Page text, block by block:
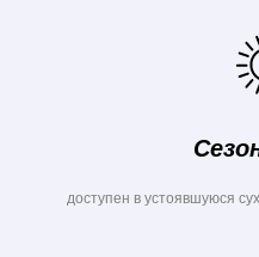
доступен в устоявшуюся